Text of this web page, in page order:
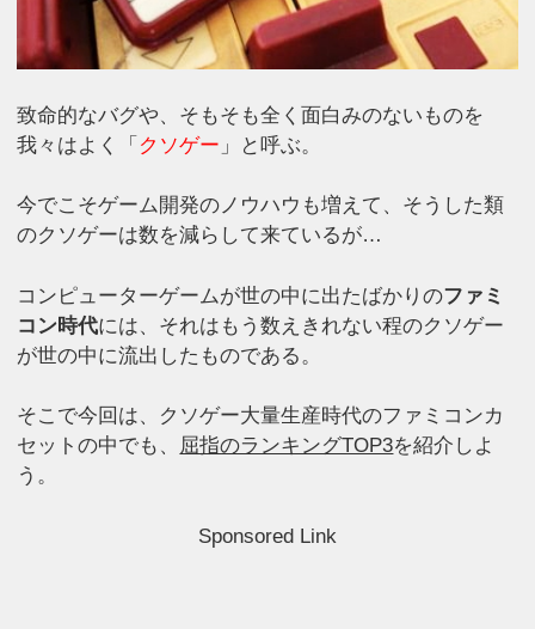
致命的なバグや、そもそも全く面白みのないものを
我々はよく「 クソゲー 」と呼ぶ。
今でこそゲーム開発のノウハウも増えて、そうした類
のクソゲーは数を減らして来ているが…
コンピューターゲームが世の中に出たばかりのファミ
コン時代には、それはもう数えきれない程のクソゲー
が世の中に流出したものである。
そこで今回は、クソゲー大量生産時代のファミコンカ
セットの中でも、 屈指のランキングTOP3を紹介しよ
う。
Sponsored Link